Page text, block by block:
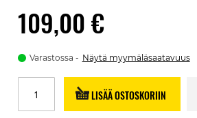
109,00 €
Varastossa Näytä myymäläsaatavuus
LISÄÄ OSTOSKORIIN